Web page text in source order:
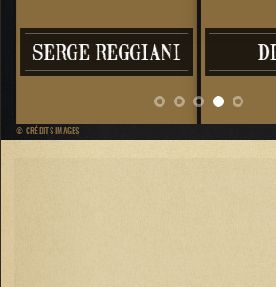
POLKAS
© CRÉDITS IMAGES